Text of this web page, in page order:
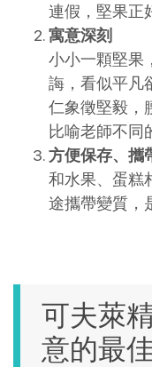
連假，堅果正
寓意深刻
小小一顆堅果
誨，看似平凡
仁象徵堅毅
比喻老師不同
方便保存、攜
和水果、蛋糕
途攜帶變質，
可夫萊
意的最